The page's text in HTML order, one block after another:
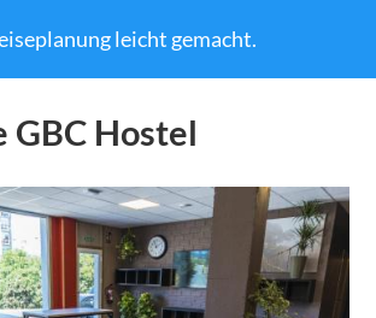
leicht gemacht.
GBC Hostel